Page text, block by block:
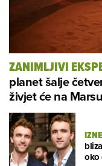
ZANIMLJIVI
planet šalje
živjet će na
oko